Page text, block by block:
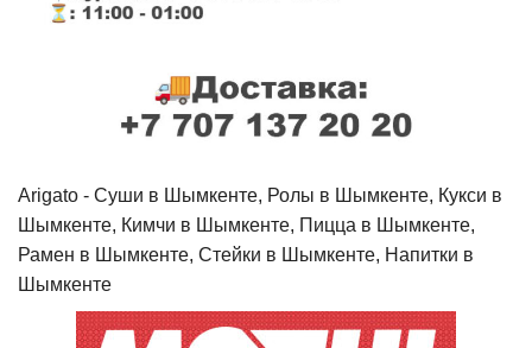
Arigato - Cуши в Шымкенте, Ролы в Шымкенте, Кукси в
Шымкенте, Кимчи в Шымкенте, Пицца в Шымкенте,
Рамен в Шымкенте, Стейки в Шымкенте, Напитки в
Шымкенте